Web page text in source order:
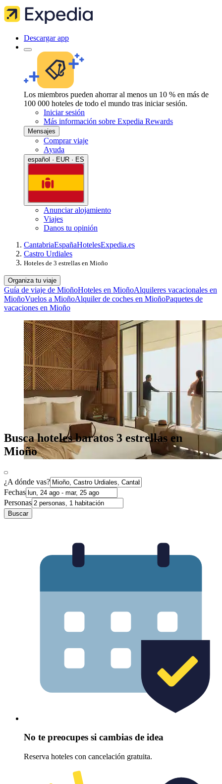
Descargar app
Los miembros pueden ahorrar al menos un 10 % en más de
100 000 hoteles de todo el mundo tras iniciar sesión.
Iniciar sesión
Más información sobre Expedia Rewards
Mensajes
Comprar viaje
Ayuda
español · EUR · ES
Anunciar alojamiento
Viajes
Danos tu opinión
CantabriaEspañaHotelesExpedia.es
Castro Urdiales
Hoteles de 3 estrellas en Mioño
Organiza tu viaje
Guía de viaje de MioñoHoteles en MioñoAlquileres vacacionales en
MioñoVuelos a MioñoAlquiler de coches en MioñoPaquetes de
vacaciones en Mioño
Busca hoteles baratos 3 estrellas en
Mioño
¿A dónde vas?
Fechas
Personas
Buscar
No te preocupes si cambias de idea
Reserva hoteles con cancelación gratuita.